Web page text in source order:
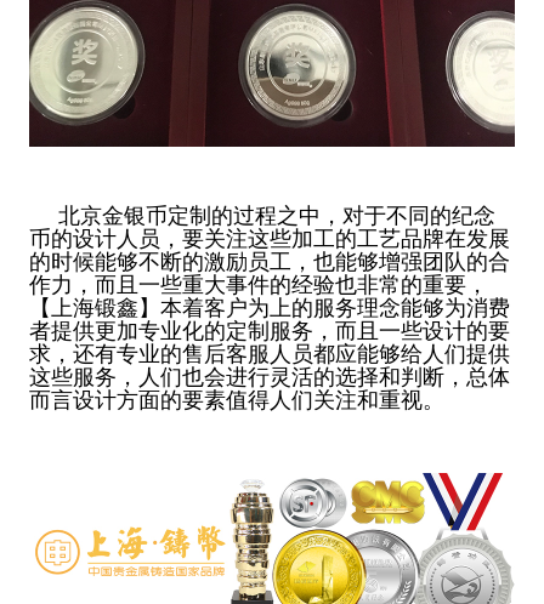
北京金银币定制的过程之中，对于不同的纪念
币的设计人员，要关注这些加工的工艺品牌在发展
的时候能够不断的激励员工，也能够增强团队的合
作力，而且一些重大事件的经验也非常的重要，
【上海锻鑫】本着客户为上的服务理念能够为消费
者提供更加专业化的定制服务，而且一些设计的要
求，还有专业的售后客服人员都应能够给人们提供
这些服务，人们也会进行灵活的选择和判断，总体
而言设计方面的要素值得人们关注和重视。